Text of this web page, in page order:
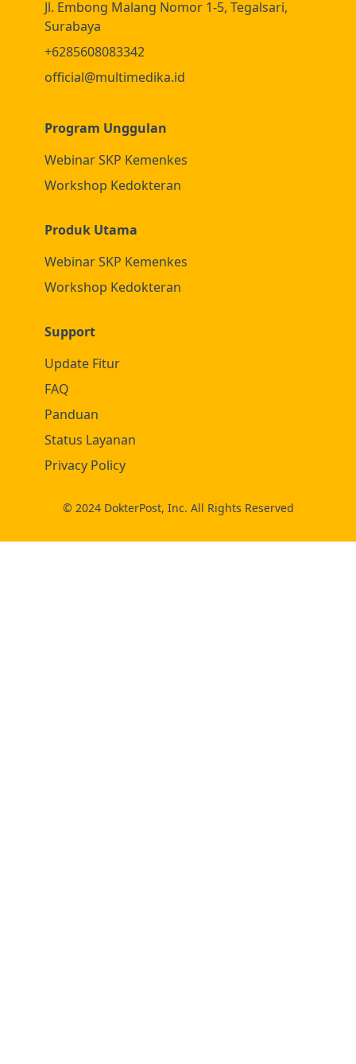
Jl. Embong Malang Nomor 1-5, Tegalsari,
Surabaya
+6285608083342
official@multimedika.id
Program Unggulan
Webinar SKP Kemenkes
Workshop Kedokteran
Produk Utama
Webinar SKP Kemenkes
Workshop Kedokteran
Support
Update Fitur
FAQ
Panduan
Status Layanan
Privacy Policy
© 2024 DokterPost, Inc. All Rights Reserved